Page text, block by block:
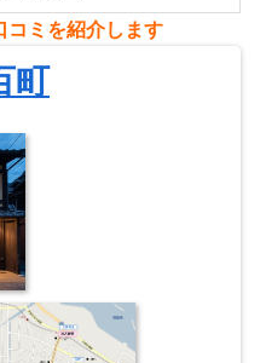
コミを紹介します
町